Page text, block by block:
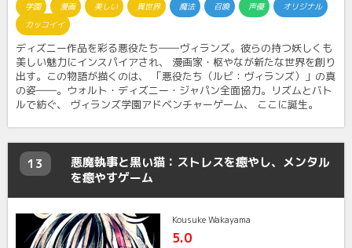
学園 漫画 美しい 異世界 魔法 召喚 声優
オリジナル
カッコイイ
ディズニー作品を彩る悪役たち――ヴィランズ。彼らの持つ妖しくも
美しい魅力にインスパイアされ、 漫画家・枢やなが新たな世界を創り
出す。この物語が描くのは、 「悪役たち（ルビ：ヴィランズ）」の真
の姿――。ウォルト・ディズニー・ジャパン全面協力。リズムとバト
ルで紡ぐ、 ヴィランズ学園アドベンチャーゲーム、 ここに誕生。
13
悪魔執事と黒い猫：ストレスを癒やし、メンタル
を癒やすゲーム
Kousuke Wakayama
5.0